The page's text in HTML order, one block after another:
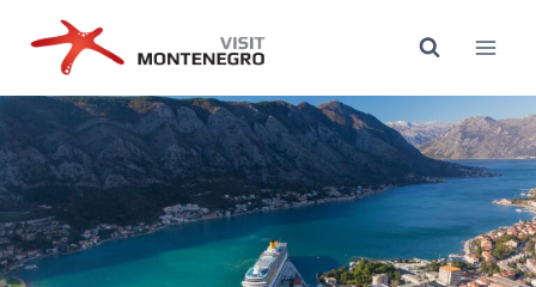
Inhalt
springen